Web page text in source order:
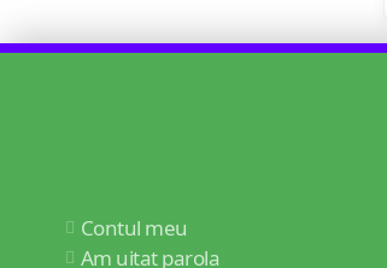
Contul meu
Am uitat parola